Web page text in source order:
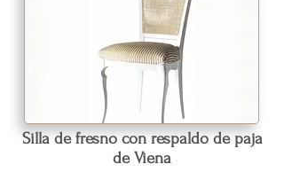
Silla de fresno con respaldo de paja
de Viena